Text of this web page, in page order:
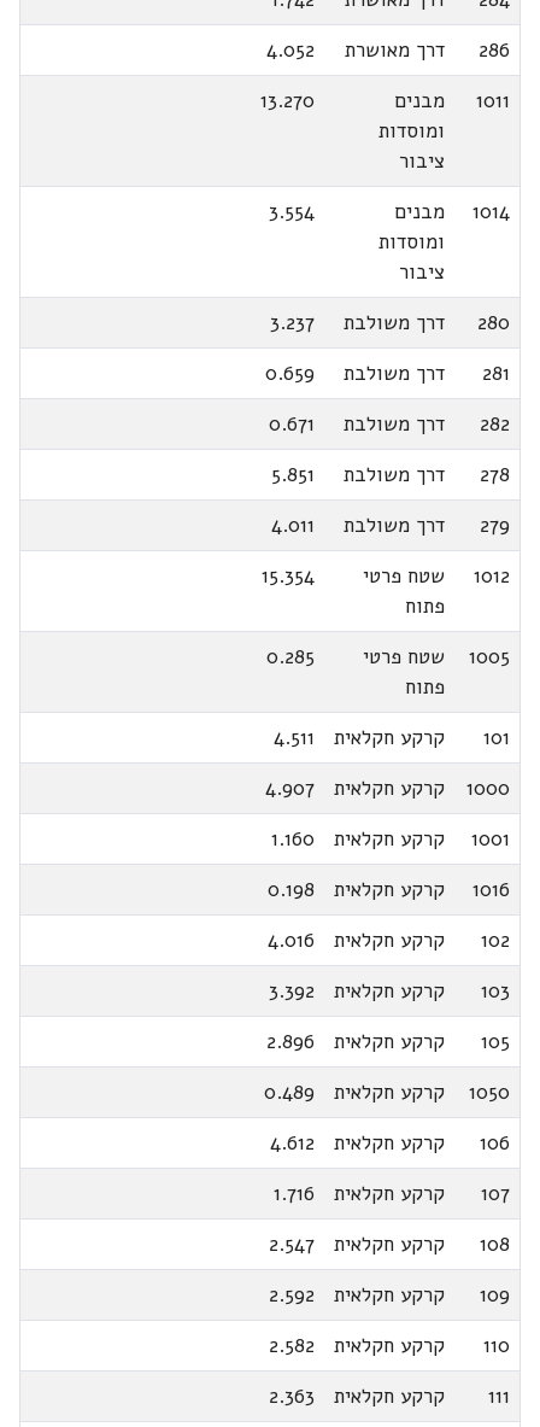
286
דרך מאושרת
4.052
1011
מבנים
ומוסדות
ציבור
13.270
1014
מבנים
ומוסדות
ציבור
3.554
280 דרך משולבת
3.237
281
דרך משולבת
0.659
282
דרך משולבת
0.671
278
דרך משולבת
5.851
279
דרך משולבת
4.011
1012
שטח פרטי
פתוח
15.354
1005
שטח פרטי
פתוח
0.285
101 קרקע חקלאית
4.511
1000
קרקע חקלאית
4.907
1001
קרקע חקלאית
1.160
1016
קרקע חקלאית
0.198
102
קרקע חקלאית
4.016
103
קרקע חקלאית
3.392
105
קרקע חקלאית
2.896
1050
קרקע חקלאית
0.489
106
קרקע חקלאית
4.612
107
קרקע חקלאית
1.716
108
קרקע חקלאית
2.547
109
קרקע חקלאית
2.592
110
קרקע חקלאית
2.582
111
קרקע חקלאית
2.363